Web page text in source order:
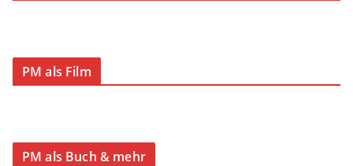
PM als Film
PM als Buch & mehr